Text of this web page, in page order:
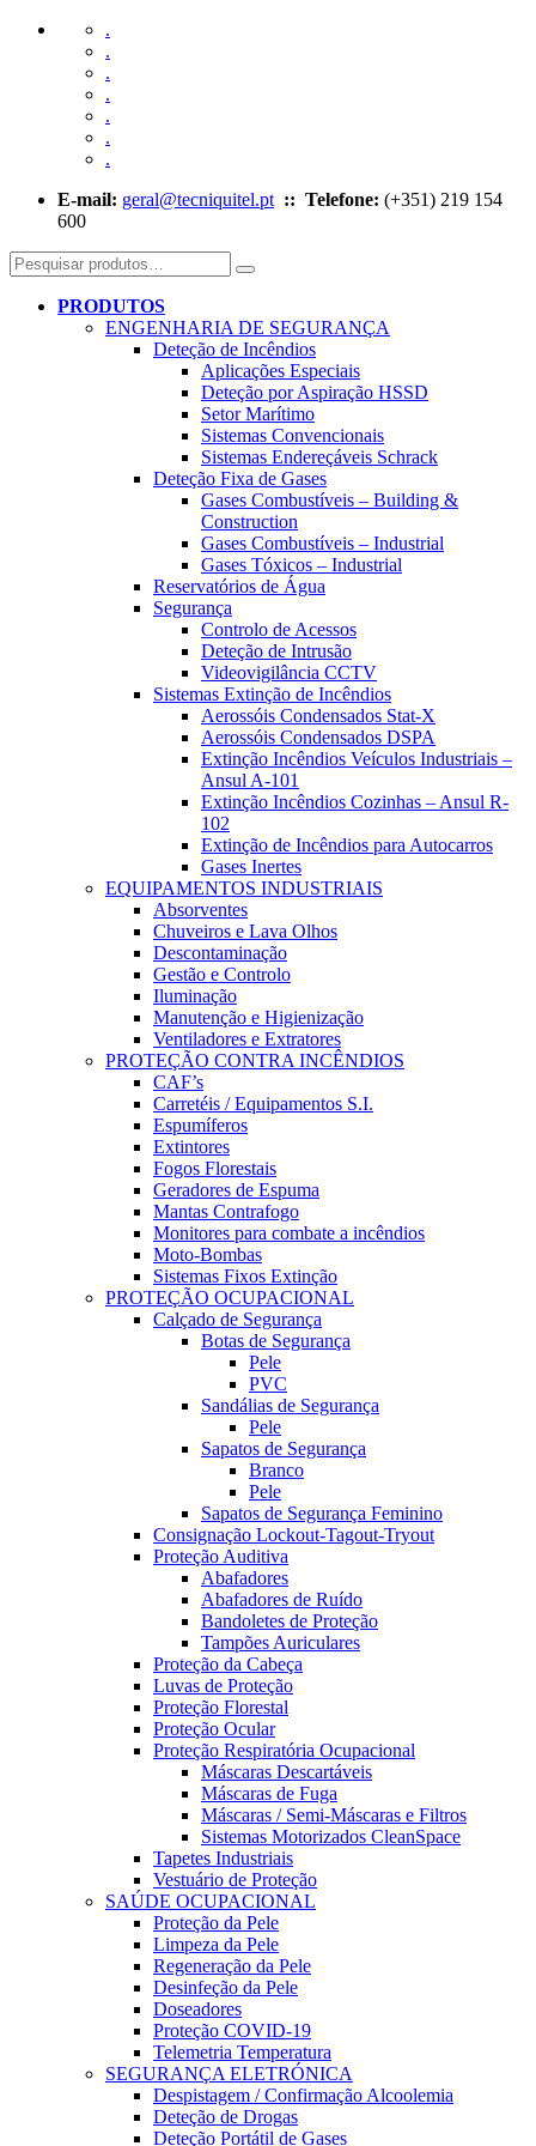
.
.
.
.
.
.
.
E-mail: geral@tecniquitel.pt :: Telefone: (+351) 219 154
600
PRODUTOS
ENGENHARIA DE SEGURANÇA
Deteção de Incêndios
Aplicações Especiais
Deteção por Aspiração HSSD
Setor Marítimo
Sistemas Convencionais
Sistemas Endereçáveis Schrack
Deteção Fixa de Gases
Gases Combustíveis – Building &
Construction
Gases Combustíveis – Industrial
Gases Tóxicos – Industrial
Reservatórios de Água
Segurança
Controlo de Acessos
Deteção de Intrusão
Videovigilância CCTV
Sistemas Extinção de Incêndios
Aerossóis Condensados Stat-X
Aerossóis Condensados DSPA
Extinção Incêndios Veículos Industriais –
Ansul A-101
Extinção Incêndios Cozinhas – Ansul R-
102
Extinção de Incêndios para Autocarros
Gases Inertes
EQUIPAMENTOS INDUSTRIAIS
Absorventes
Chuveiros e Lava Olhos
Descontaminação
Gestão e Controlo
Iluminação
Manutenção e Higienização
Ventiladores e Extratores
PROTEÇÃO CONTRA INCÊNDIOS
CAF’s
Carretéis / Equipamentos S.I.
Espumíferos
Extintores
Fogos Florestais
Geradores de Espuma
Mantas Contrafogo
Monitores para combate a incêndios
Moto-Bombas
Sistemas Fixos Extinção
PROTEÇÃO OCUPACIONAL
Calçado de Segurança
Botas de Segurança
Pele
PVC
Sandálias de Segurança
Pele
Sapatos de Segurança
Branco
Pele
Sapatos de Segurança Feminino
Consignação Lockout-Tagout-Tryout
Proteção Auditiva
Abafadores
Abafadores de Ruído
Bandoletes de Proteção
Tampões Auriculares
Proteção da Cabeça
Luvas de Proteção
Proteção Florestal
Proteção Ocular
Proteção Respiratória Ocupacional
Máscaras Descartáveis
Máscaras de Fuga
Máscaras / Semi-Máscaras e Filtros
Sistemas Motorizados CleanSpace
Tapetes Industriais
Vestuário de Proteção
SAÚDE OCUPACIONAL
Proteção da Pele
Limpeza da Pele
Regeneração da Pele
Desinfeção da Pele
Doseadores
Proteção COVID-19
Telemetria Temperatura
SEGURANÇA ELETRÓNICA
Despistagem / Confirmação Alcoolemia
Deteção de Drogas
Deteção Portátil de Gases